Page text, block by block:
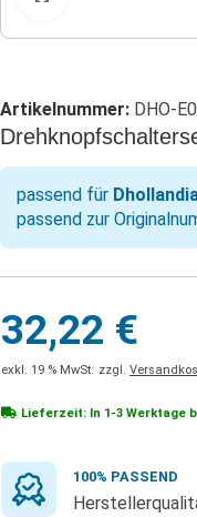
Artikelnummer: DHO-
passend für
passend zur
32,22 €
exkl. 19 % MwSt. zzgl.
Lieferzeit: In 1-3 Werktage
100% PASSEND